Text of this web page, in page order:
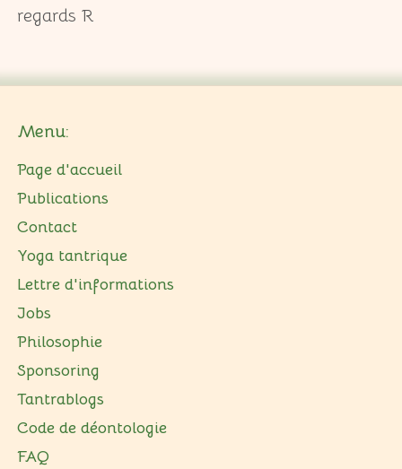
regards R
Menu:
Page d'accueil
Publications
Contact
Yoga tantrique
Lettre d'informations
Jobs
Philosophie
Sponsoring
Tantrablogs
Code de déontologie
FAQ